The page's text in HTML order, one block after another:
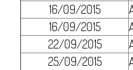
16/09/2015
16/09/2015
22/09/2015
25/09/2015